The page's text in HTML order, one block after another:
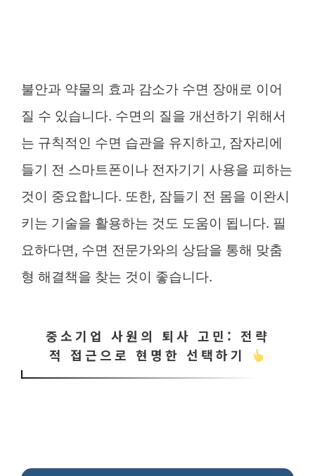
불안과 약물의 효과 감소가 수면 장애로 이어
질 수 있습니다. 수면의 질을 개선하기 위해서
는 규칙적인 수면 습관을 유지하고, 잠자리에
들기 전 스마트폰이나 전자기기 사용을 피하는
것이 중요합니다. 또한, 잠들기 전 몸을 이완시
키는 기술을 활용하는 것도 도움이 됩니다. 필
요하다면, 수면 전문가와의 상담을 통해 맞춤
형 해결책을 찾는 것이 좋습니다.
중소기업 사원의 퇴사 고민: 전략
적 접근으로 현명한 선택하기